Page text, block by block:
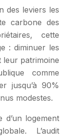
des leviers les
carbone des
cette
: diminuer les
leur patrimoine
comme
jusqu’à 90%
modestes.
d’un logement
L’audit